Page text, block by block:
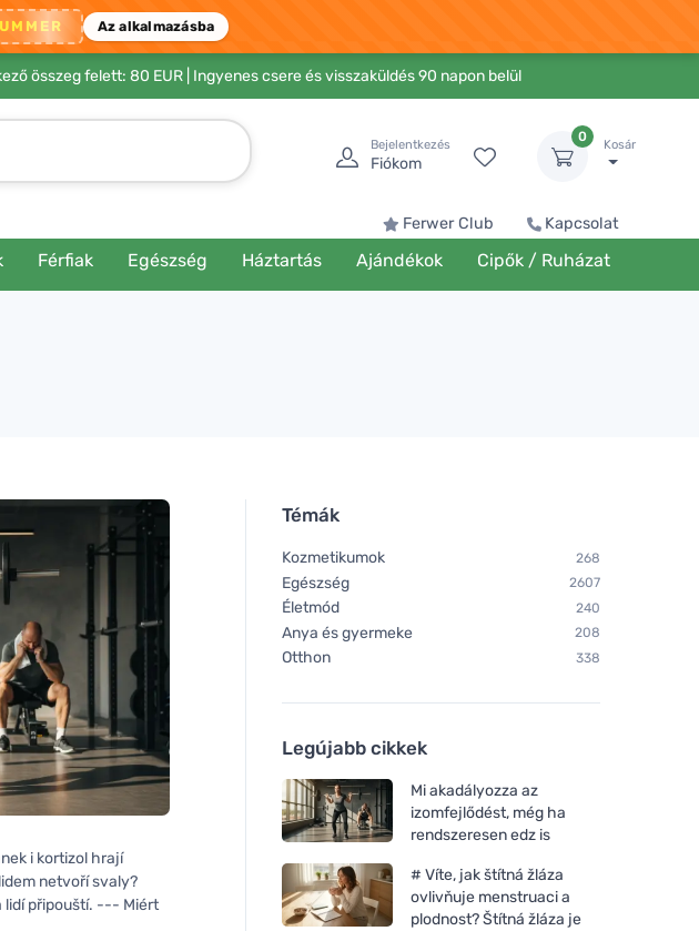
Az alkalmazásba
összeg felett: 80 EUR | Ingyenes csere és visszaküldés 90 napon belül
Bejelentkezés
Fiókom
0
Kosár
Ferwer Club Kapcsolat
Férfiak Egészség Háztartás Ajándékok Cipők / Ruházat
i kortizol hrají
netvoří svaly?
lidí připouští. --- Miért
Témák
Kozmetikumok 268
Egészség 2607
Életmód 240
Anya és gyermeke 208
Otthon 338
Legújabb cikkek
Mi akadályozza az
izomfejlődést, még ha
rendszeresen edz is
# Víte, jak štítná žláza
ovlivňuje menstruaci a
plodnost? Štítná žláza je